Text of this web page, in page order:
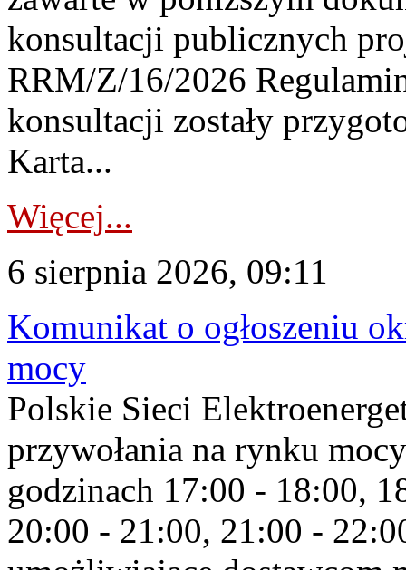
konsultacji publicznych
RRM/Z/16/2026
konsultacji zostały
Karta...
Więcej...
6 sierpnia 2026, 09:11
Komunikat o ogłoszeniu
mocy
Polskie Sieci
przywołania na rynku
godzinach 17:00 - 18:00,
20:00 - 21:00, 21:00 -